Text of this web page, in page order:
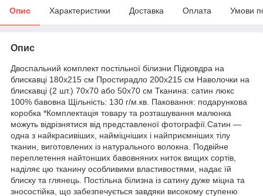
Опис Характеристики Доставка Оплата Умови
Опис
Двоспальний комплект постільної білизни Підковдра на
блискавці 180x215 см Простирадло 200x215 см Наволочки на
блискавці (2 шт.) 70x70 або 50х70 см Тканина: сатин люкс
100% бавовна Щільність: 130 г/м.кв. Паковання: подарункова
коробка *Комплектація товару та розташування малюнка
можуть відрізнятися від представленої фотографії.Сатин —
одна з найкрасивіших, найміцніших і найприємніших тілу
тканин, виготовлених із натурального волокна. Подвійне
переплетення найтонших бавовняних ниток вищих сортів,
наділяє цю тканину особливими властивостями, надає їй
блиску та глянець. Постільна білизна із сатину дуже міцна та
зносостійка, що забезпечується завдяки високому ступеню